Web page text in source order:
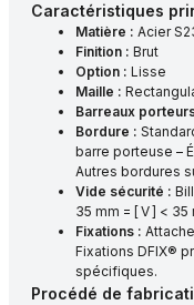
Caractéristiques
Matière : Acier
Finition : Brut
Option : Lisse
Maille :
Barreaux
Bordure :
barre porteuse –
Autres bordures
Vide sécurité :
35 mm = [ V ] < 35
Fixations :
Fixations DFIX®
spécifiques.
Procédé de